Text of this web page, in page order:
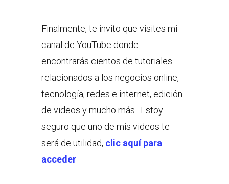
Finalmente, te invito que visites mi
canal de YouTube donde
encontrarás cientos de tutoriales
relacionados a los negocios online,
tecnología, redes e internet, edición
de videos y mucho más…Estoy
seguro que uno de mis videos te
será de utilidad, clic aquí para
acceder